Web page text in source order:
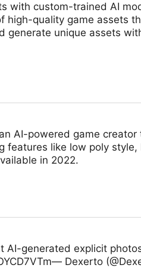
with custom-trained AI
high-quality game assets
generate unique assets
AI-powered game
features like low poly style,
in 2022.
AI-generated explicit
Dexerto